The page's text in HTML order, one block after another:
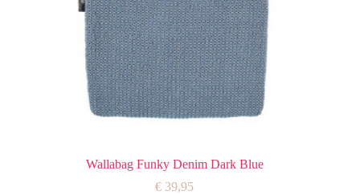
Wallabag Funky Denim Dark Blue
€ 39,95